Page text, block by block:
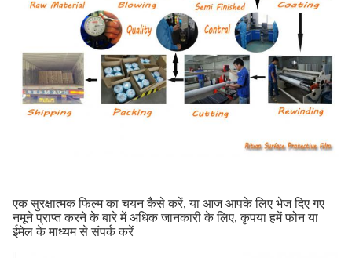
एक सुरक्षात्मक फिल्म का चयन कैसे करें, या आज आपके लिए भेज दिए गए
नमूने प्राप्त करने के बारे में अधिक जानकारी के लिए, कृपया हमें फोन या
ईमेल के माध्यम से संपर्क करें